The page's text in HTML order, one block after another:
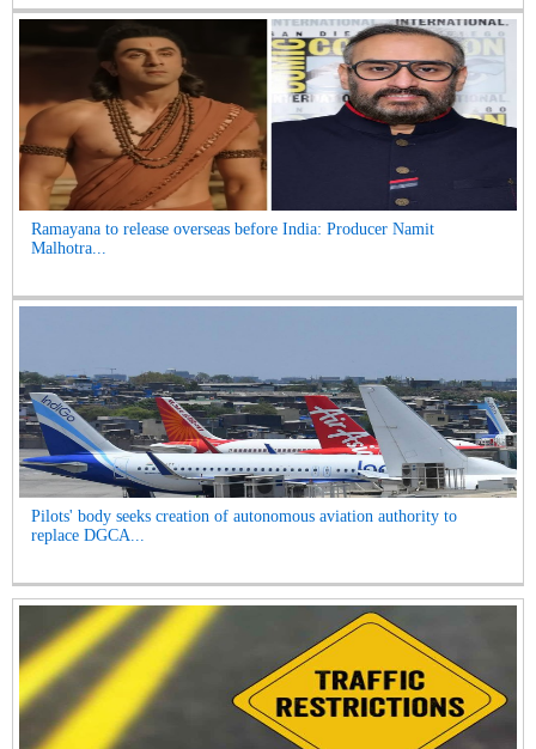
Ramayana to release overseas before India: Producer Namit
Malhotra...
Pilots' body seeks creation of autonomous aviation authority to
replace DGCA...